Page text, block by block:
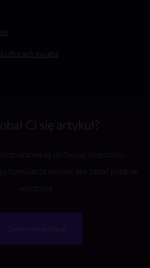
świata
Ci się artykuł?
są do Twojej dyspozycji.
formularza on-line, aby zadać pytanie
wróżbicie
Zamów konsultację